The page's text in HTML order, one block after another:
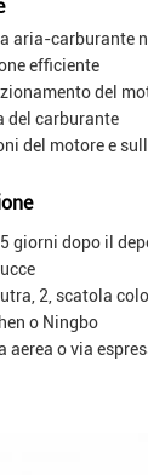
aria-carburante
efficiente
del
del carburante
del motore e
giorni dopo il
2, scatola
o Ningbo
o via